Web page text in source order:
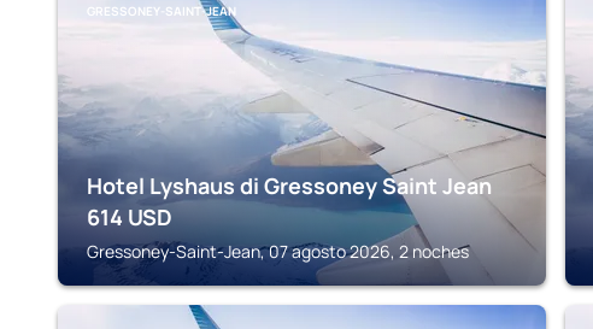
GRESSONEY-SAINT-JEAN
Hotel Lyshaus di Gressoney Saint Jean
614 USD
Gressoney-Saint-Jean, 07 agosto 2026, 2 noches